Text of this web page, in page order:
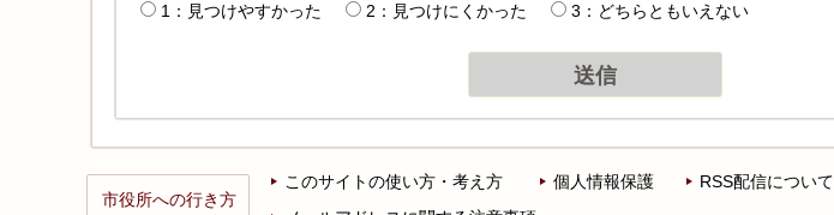
1：見つけやすかった
2：見つけにくかった 3：どちらともいえない
市役所への行き方
このサイトの使い方・考え方 個人情報保護
RSS配信について